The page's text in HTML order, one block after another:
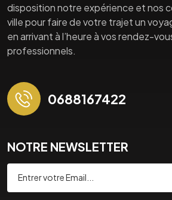
disposition notre expérience et nos
ville pour faire de votre trajet un
en arrivant à l’heure à vos rendez-
professionnels.
0688167422
NOTRE NEWSLETTER